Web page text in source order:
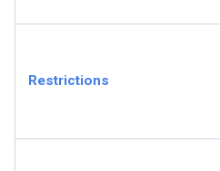
Restrictions